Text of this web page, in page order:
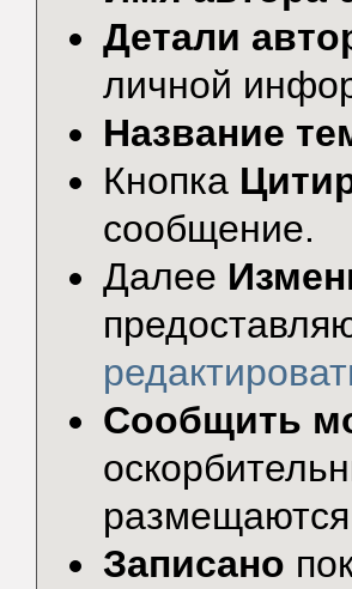
Детали
личной
Название
Кнопка
сообщение.
Далее
Сообщить
Записано